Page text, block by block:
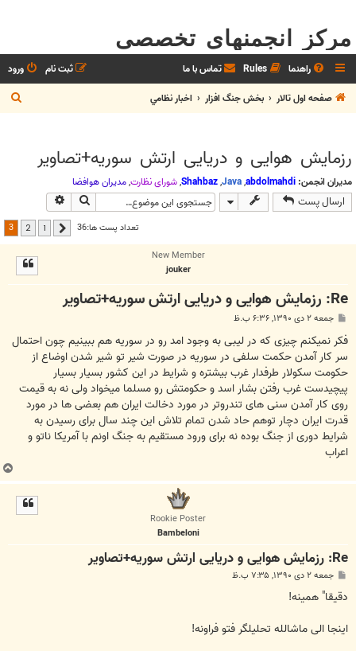
مرکز انجمنهای تخصصی
راهنما Rules تماس با ما ورود
ثبت نام
صفحه اول تالار
بخش جنگ افزار اخبار نظامي
س
رزمایش هوایی و دریایی ارتش سوریه+تصاویر
مدیران انجمن: abdolmahdi
,
Java
,
Shahbaz
,شوراي نظارت,مديران هوافضا
ارسال پست جستجو
تعداد پست ها:36 قبلی 1
2
3
New Member
jouker
Re: رزمایش هوایی و دریایی ارتش سوریه+تصاویر
ت
جمعه ۲ دی ۱۳۹۰, ۶:۳۶ ب.ظ
فکر نمیکنم چیزی که در لیبی به وجود امد رو در سوریه هم ببینیم چون احتمال
سر کار آمدن حکمت سلفی در سوریه در صورت شیر تو شیر شدن اوضاع از
حکومت سکولار طرفدار غرب بیشتره و شرایط در این کشور بسیار بسیار
پیچیدست غرب رفتن بشار اسد و حکومتش رو مسلما میخواد ولی نه به قیمت
روی کار آمدن سنی های تندروتر در مورد دخالت ایران هم بعضی ها در مورد
قدرت ایران دچار توهم حاد شدن تمام تلاش این چند سال برای رسیدن به
شرایط دوری از جنگ بوده نه برای ورود مستقیم به جنگ اونم با آمریکا ناتو و
اعراب
Rookie Poster
Bambeloni
Re: رزمایش هوایی و دریایی ارتش سوریه+تصاویر
ت
جمعه ۲ دی ۱۳۹۰, ۷:۳۵ ب.ظ
دقیقا" همینه!
اینجا الی ماشالله تحلیلگر فتو فراونه!